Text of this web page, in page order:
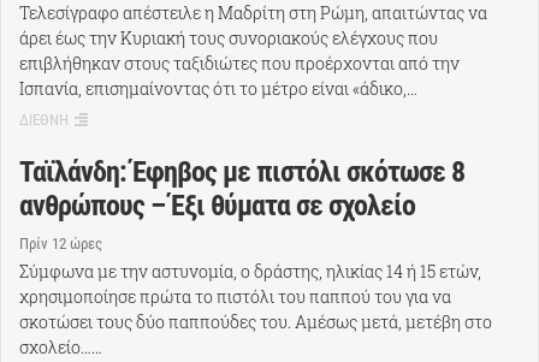
Τελεσίγραφο απέστειλε η Μαδρίτη στη Ρώμη, απαιτώντας να
άρει έως την Κυριακή τους συνοριακούς ελέγχους που
επιβλήθηκαν στους ταξιδιώτες που προέρχονται από την
Ισπανία, επισημαίνοντας ότι το μέτρο είναι «άδικο,…
ΔΙΕΘΝΗ
Ταϊλάνδη: Έφηβος με πιστόλι σκότωσε 8
ανθρώπους – Έξι θύματα σε σχολείο
Πρίν 12 ώρες
Σύμφωνα με την αστυνομία, ο δράστης, ηλικίας 14 ή 15 ετών,
χρησιμοποίησε πρώτα το πιστόλι του παππού του για να
σκοτώσει τους δύο παππούδες του. Αμέσως μετά, μετέβη στο
σχολείο……